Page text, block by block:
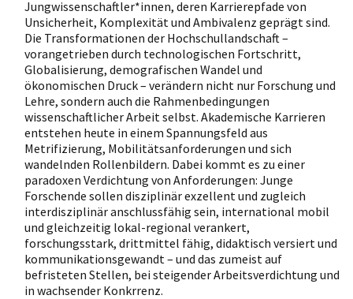
Jungwissenschaftler*innen, deren Karrierepfade von
Unsicherheit, Komplexität und Ambivalenz geprägt sind.
Die Transformationen der Hochschullandschaft –
vorangetrieben durch technologischen Fortschritt,
Globalisierung, demografischen Wandel und
ökonomischen Druck – verändern nicht nur Forschung und
Lehre, sondern auch die Rahmenbedingungen
wissenschaftlicher Arbeit selbst. Akademische Karrieren
entstehen heute in einem Spannungsfeld aus
Metrifizierung, Mobilitätsanforderungen und sich
wandelnden Rollenbildern. Dabei kommt es zu einer
paradoxen Verdichtung von Anforderungen: Junge
Forschende sollen disziplinär exzellent und zugleich
interdisziplinär anschlussfähig sein, international mobil
und gleichzeitig lokal-regional verankert,
forschungsstark, drittmittel fähig, didaktisch versiert und
kommunikationsgewandt – und das zumeist auf
befristeten Stellen, bei steigender Arbeitsverdichtung und
in wachsender Konkrrenz.